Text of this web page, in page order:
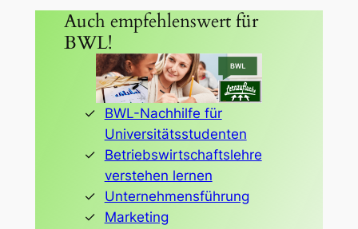
Auch empfehlenswert für
BWL!
BWL-Nachhilfe für
Universitätsstudenten
Betriebswirtschaftslehre
verstehen lernen
Unternehmensführung
Marketing